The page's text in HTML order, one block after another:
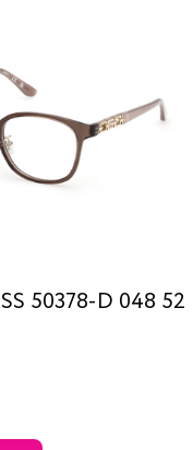
50378-D 048 52